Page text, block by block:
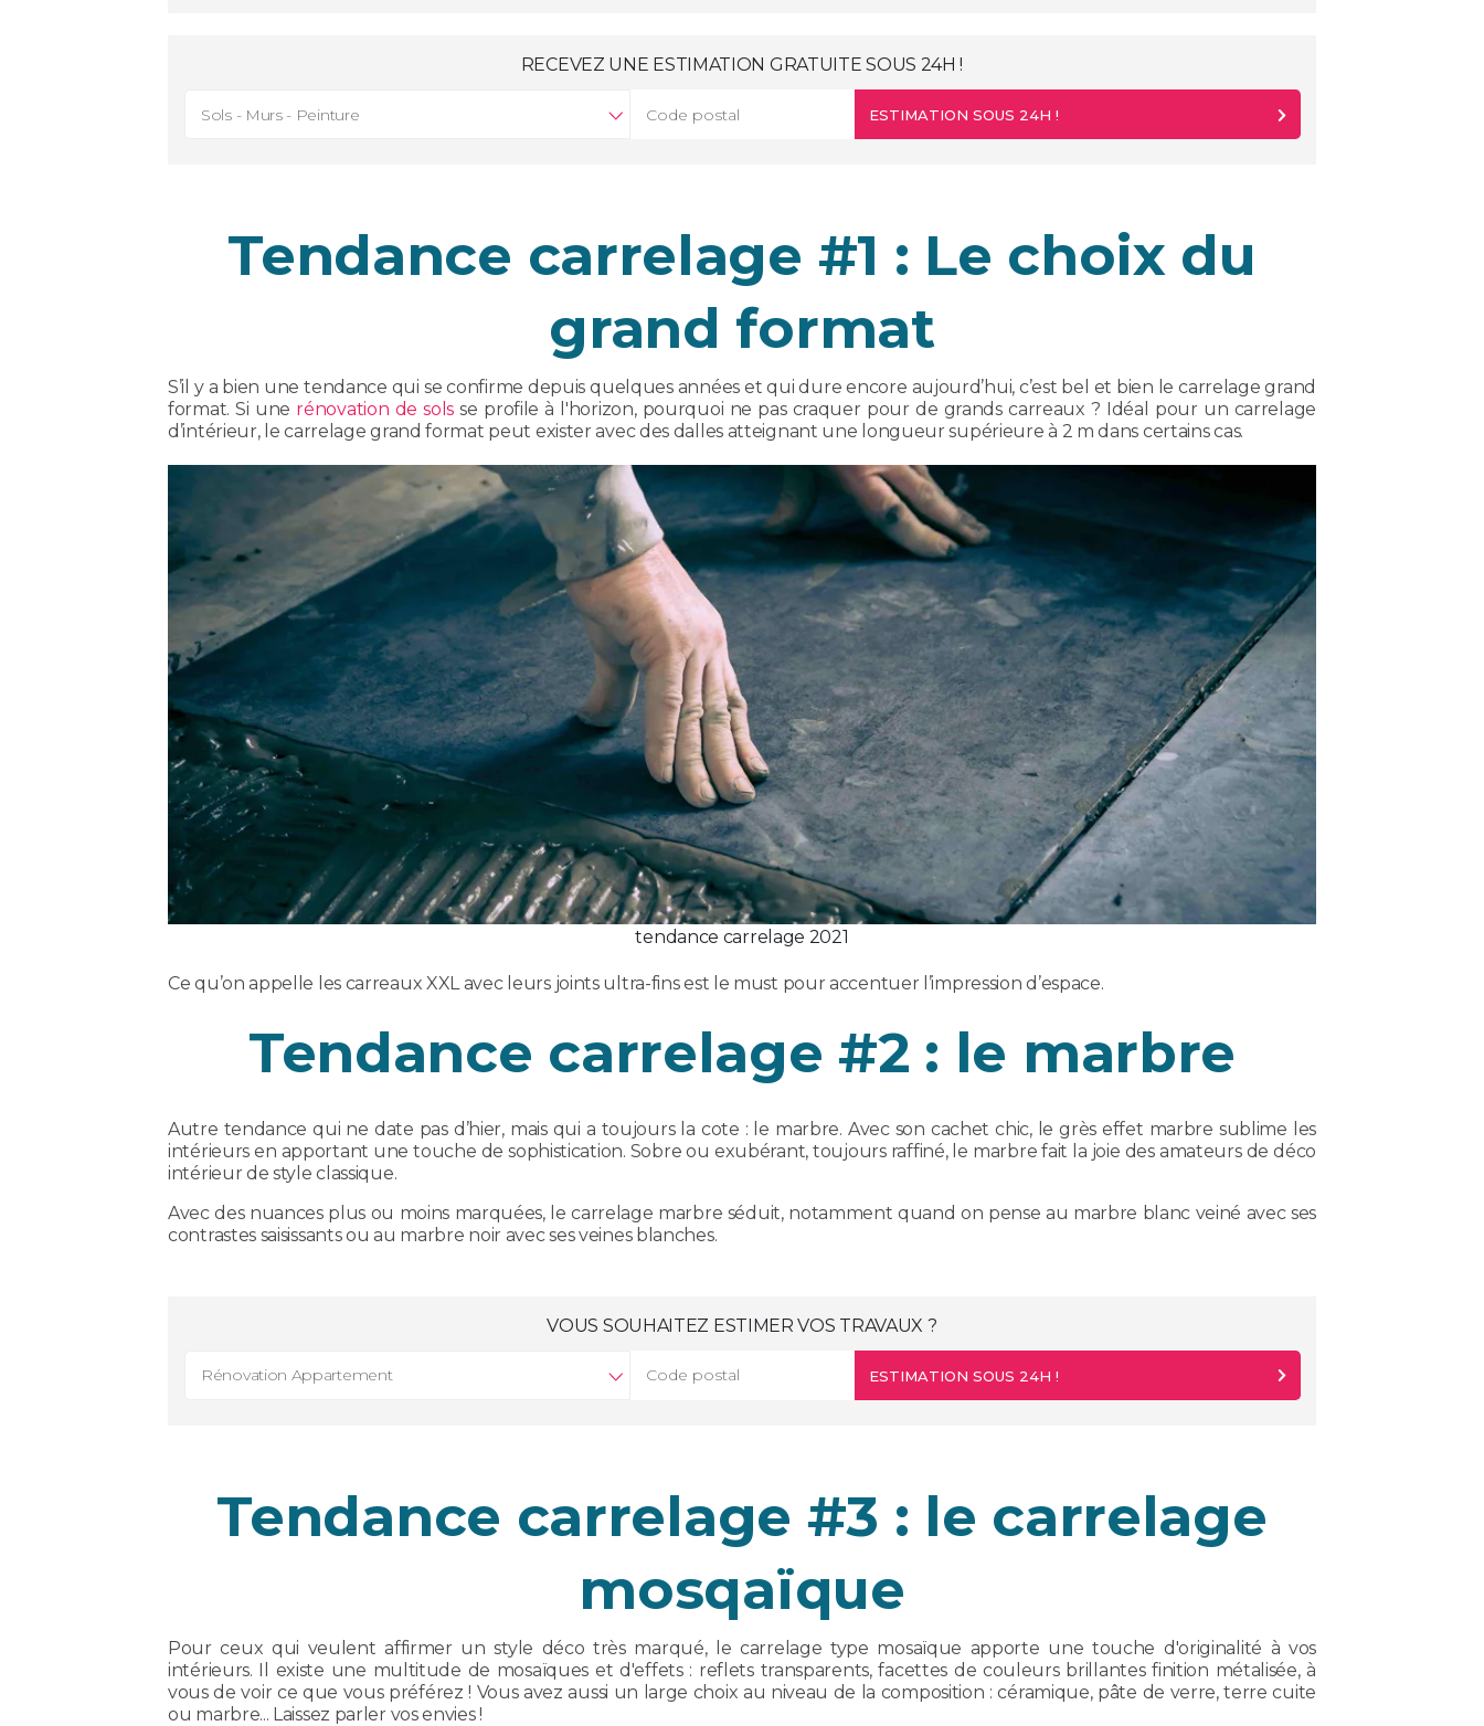
RECEVEZ UNE ESTIMATION GRATUITE SOUS 24H !
Sols - Murs - Peinture ESTIMATION SOUS 24H !
Tendance carrelage #1 : Le choix du
grand format
S’il y a bien une tendance qui se confirme depuis quelques années et qui dure encore aujourd’hui, c’est bel et bien le carrelage grand
format. Si une rénovation de sols se profile à l'horizon, pourquoi ne pas craquer pour de grands carreaux ? Idéal pour un carrelage
d’intérieur, le carrelage grand format peut exister avec des dalles atteignant une longueur supérieure à 2 m dans certains cas.
tendance carrelage 2021
Ce qu’on appelle les carreaux XXL avec leurs joints ultra-fins est le must pour accentuer l’impression d’espace.
Tendance carrelage #2 : le marbre
Autre tendance qui ne date pas d’hier, mais qui a toujours la cote : le marbre. Avec son cachet chic, le grès effet marbre sublime les
intérieurs en apportant une touche de sophistication. Sobre ou exubérant, toujours raffiné, le marbre fait la joie des amateurs de déco
intérieur de style classique.
Avec des nuances plus ou moins marquées, le carrelage marbre séduit, notamment quand on pense au marbre blanc veiné avec ses
contrastes saisissants ou au marbre noir avec ses veines blanches.
VOUS SOUHAITEZ ESTIMER VOS TRAVAUX ?
Rénovation Appartement ESTIMATION SOUS 24H !
Tendance carrelage #3 : le carrelage
mosqaïque
Pour ceux qui veulent affirmer un style déco très marqué, le carrelage type mosaïque apporte une touche d'originalité à vos
intérieurs. Il existe une multitude de mosaïques et d'effets : reflets transparents, facettes de couleurs brillantes finition métalisée, à
vous de voir ce que vous préférez ! Vous avez aussi un large choix au niveau de la composition : céramique, pâte de verre, terre cuite
ou marbre... Laissez parler vos envies !